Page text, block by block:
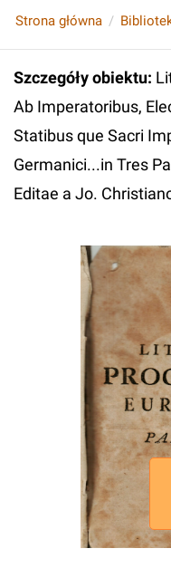
Strona główna
Szczegóły obiektu:
Ab Imperatoribus,
Statibus que Sacri
Germanici...in Tres
Editae a Jo.